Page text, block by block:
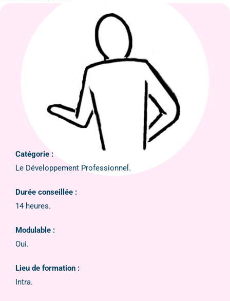
Catégorie :
Le Développement Professionnel.
Durée conseillée :
14 heures.
Modulable :
Oui.
Lieu de formation :
Intra.